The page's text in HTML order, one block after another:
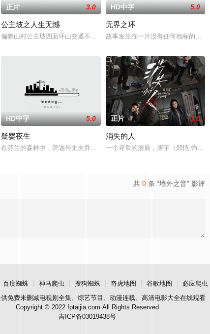
四肢
影视文化传媒有限公司
正片 3.0
公主坡之人生无憾
偏僻山村公主坡四面环山交通不便，多为留守老人妇女儿童。退休市文化
HD中字 5.0
无界之环
故事发生在一片没有任何地标的荒漠
前曾
着复杂的家庭，他们在一个夏天里相识并成为
HD中字 5.0
疑婴夜生
在芬兰的森林中，萨迦与丈夫乔恩迎来了为人父母的新篇章。然而萨迦的
正片 3.0
消失的人
一个寻常的清晨，唐宇（郑恺 饰）
共 0 条 “墙外之音” 影评
百度蜘蛛 神马爬虫 搜狗蜘蛛 奇虎地图 谷歌地图
必应爬虫
免费未删减电视剧全集、综艺节目、动漫连载、高清电影大全在线观看
Copyright © 2022 fptaijia.com All Rights Reserved
吉ICP备03019438号